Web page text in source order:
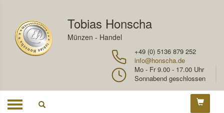
Tobias Honscha
Münzen - Handel
+49 (0) 5136 879 252
info@honscha.de
Mo - Fr 9.00 - 17.00 Uhr
Sonnabend geschlossen
Toggle